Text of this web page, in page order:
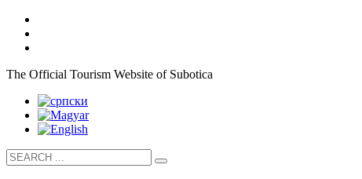
The Official Tourism Website of Subotica